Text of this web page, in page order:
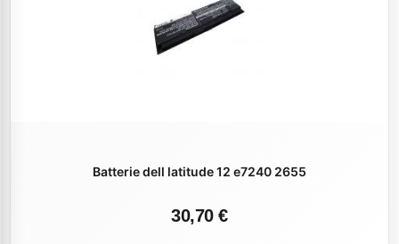
Batterie dell latitude 12 e7240 2655
30,70 €